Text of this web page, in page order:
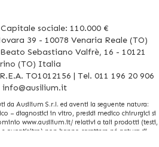
sociale: 110.000 €
39 - 10078 Venaria Reale (TO)
Sebastiano Valfrè, 16 - 10121
(TO) Italia
TO1012156 | Tel. 011 196 20 906
info@ausilium.it
da Ausilium S.r.l. ed aventi la seguente natura:
– diagnostici in vitro, presidi medico chirurgici si
www.ausilium.it/ relativi a tali prodotti (testi,
quant’altro) non hanno carattere né natura di